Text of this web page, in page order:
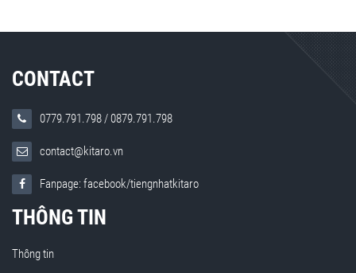
CONTACT
0779.791.798/0879.791.798
contact@kitaro.vn
Fanpage: facebook/tiengnhatkitaro
THÔNG TIN
Thông tin